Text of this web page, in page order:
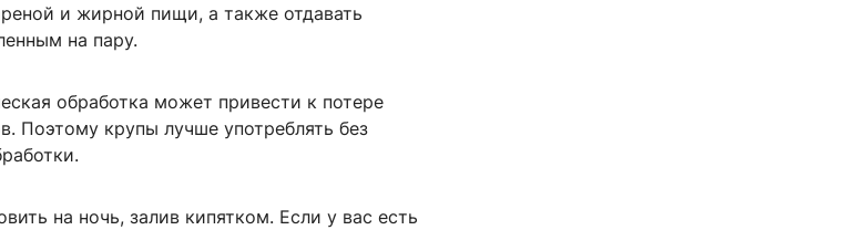
и жирной пищи, а также отдавать
на пару.
обработка может привести к потере
Поэтому крупы лучше употреблять без
на ночь, залив кипятком. Если у вас есть